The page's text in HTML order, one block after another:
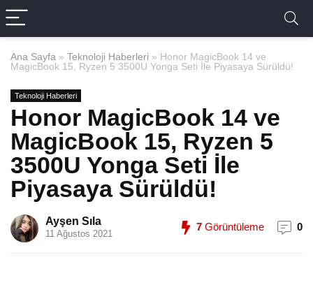
Ana Sayfa » Teknoloji Haberleri » Honor MagicBook 14 ve
MagicBook 15, Ryzen 5 3500U Yonga Seti İle Piyasaya Sürüldü!
Teknoloji Haberleri
Honor MagicBook 14 ve
MagicBook 15, Ryzen 5
3500U Yonga Seti İle
Piyasaya Sürüldü!
Ayşen Sıla
11 Ağustos 2021
7 Görüntüleme 0